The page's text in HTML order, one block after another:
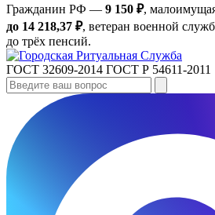
Гражданин РФ — 9 150 ₽,
до 14 218,37 ₽, ветеран военной
до трёх пенсий.
ГОСТ 32609-2014 ГОСТ Р 54611-2011